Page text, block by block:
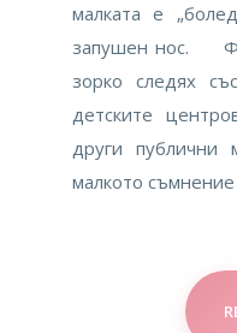
малката е
запушен нос.
зорко следях
детските
други публични
малкото